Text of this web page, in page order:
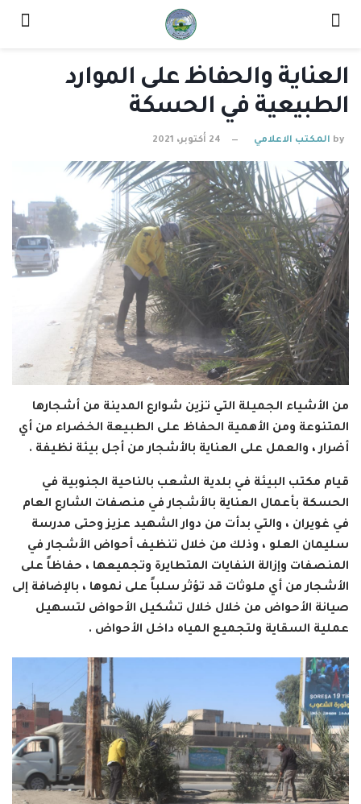
العناية والحفاظ على الموارد
الطبيعية في الحسكة
by المكتب الاعلامي 24 أكتوبر، 2021
من الأشياء الجميلة التي تزين شوارع المدينة من أشجارها
المتنوعة ومن الأهمية الحفاظ على الطبيعة الخضراء من أي
أضرار ، والعمل على العناية بالأشجار من أجل بيئة نظيفة .
قيام مكتب البيئة في بلدية الشعب بالناحية الجنوبية في
الحسكة بأعمال العناية بالأشجار في منصفات الشارع العام
في غويران ، والتي بدأت من دوار الشهيد عزيز وحتى مدرسة
سليمان العلو ، وذلك من خلال تنظيف أحواض الأشجار في
المنصفات وإزالة النفايات المتطايرة وتجميعها ، حفاظاً على
الأشجار من أي ملوثات قد تؤثر سلباً على نموها ، بالإضافة إلى
صيانة الأحواض من خلال خلال تشكيل الأحواض لتسهيل
عملية السقاية ولتجميع المياه داخل الأحواض .